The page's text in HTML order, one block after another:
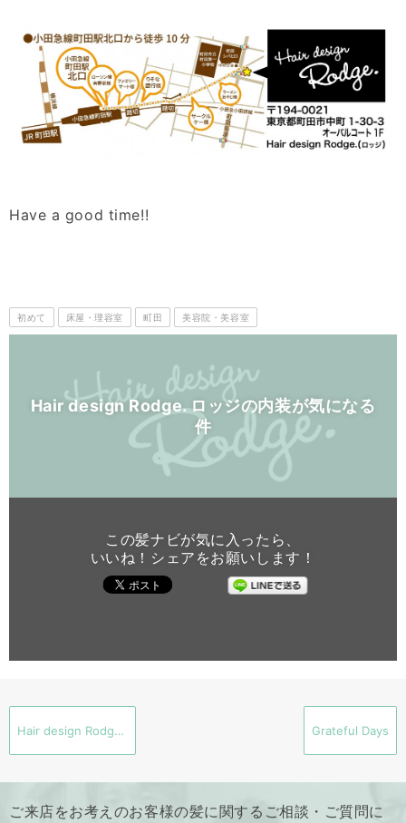
Have a good time!!
初めて 床屋・理容室 町田 美容院・美容室
Hair design Rodge. ロッジの内装が気になる
件
この髪ナビが気に入ったら、
いいね！シェアをお願いします！
Hair design Rodge.って… どんなサロン？？ Grateful Days
ご来店をお考えのお客様の髪に関するご相談・ご質問に